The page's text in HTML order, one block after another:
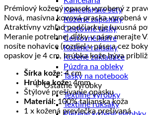
Kancelárske sety
Kožené zápisníky
Cestovné tašky
Cestovné kufre
Kožené ruksaky
Kožené zakladače
Púzdra na obleky
Tašky na notebook
Ostatné výrobky
Textilné výrobky
Textilné ruksaky
Prémiový kožený opasok vyrobený z
Nová, masívna kovová pracka vyrobená v
Atraktívny vzhľad podčiarkuje luxusná
Meranie potrebnej dĺžky v páse merajte
nosíte nohavice (rozdiel v páse a cez
opaskov je 4 cm, hrúbka kože býva
Šírka kože:4 cm
Hrúbka kože:4mm
Štýlové prešívanie opasku
Materiál: 100% talianska koža
1 x kožená prevlečka prešívaná